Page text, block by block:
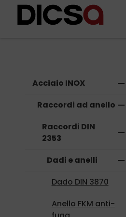
Acciaio INOX remove
Raccordi ad anello remove
Raccordi DIN
2353
remove
Dadi e anelli remove
Dado DIN 3870
Anello FKM anti-